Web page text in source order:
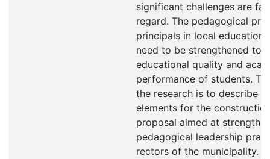
significant challenges are
regard. The pedagogical
principals in local
need to be strengthened to
educational quality and
performance of students.
the research is to describe
elements for the
proposal aimed at
pedagogical leadership
rectors of the municipality.